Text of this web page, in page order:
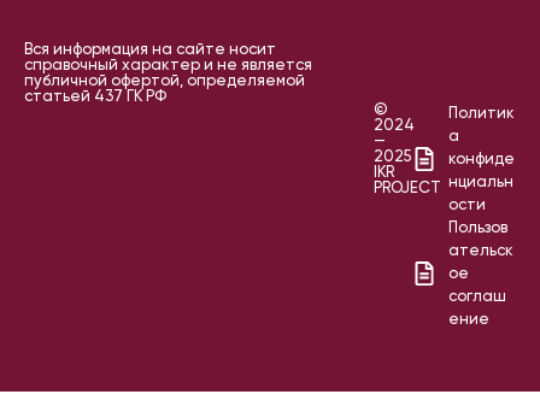
Вся информация на сайте носит
справочный характер и не является
публичной офертой, определяемой
статьей 437 ГК РФ
©
2024
—
2025
IKR
PROJECT
Политик
а
конфиде
нциальн
ости
Пользов
ательск
ое
соглаш
ение